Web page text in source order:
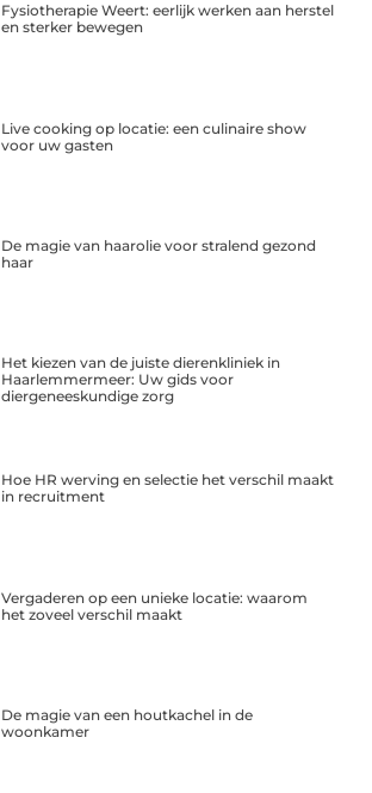
Fysiotherapie Weert: eerlijk werken aan herstel
en sterker bewegen
Live cooking op locatie: een culinaire show
voor uw gasten
De magie van haarolie voor stralend gezond
haar
Het kiezen van de juiste dierenkliniek in
Haarlemmermeer: Uw gids voor
diergeneeskundige zorg
Hoe HR werving en selectie het verschil maakt
in recruitment
Vergaderen op een unieke locatie: waarom
het zoveel verschil maakt
De magie van een houtkachel in de
woonkamer